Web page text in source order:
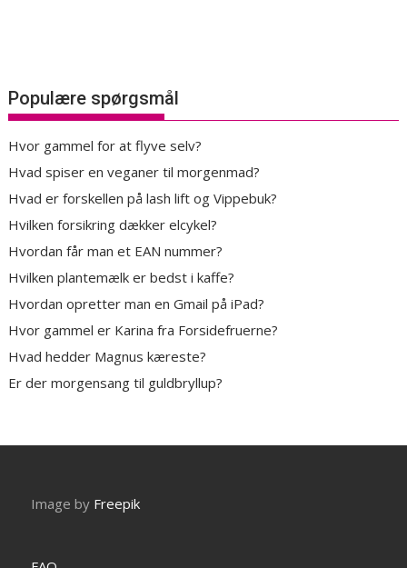
Populære spørgsmål
Hvor gammel for at flyve selv?
Hvad spiser en veganer til morgenmad?
Hvad er forskellen på lash lift og Vippebuk?
Hvilken forsikring dækker elcykel?
Hvordan får man et EAN nummer?
Hvilken plantemælk er bedst i kaffe?
Hvordan opretter man en Gmail på iPad?
Hvor gammel er Karina fra Forsidefruerne?
Hvad hedder Magnus kæreste?
Er der morgensang til guldbryllup?
Image by Freepik